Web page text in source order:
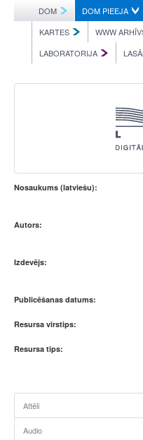
DOM DOM PIEEJA
KARTES
WWW
LABORATORIJA
Nosaukums (latviešu):
Autors:
Izdevējs:
Publicēšanas datums:
Resursa virstips:
Resursa tips:
Attēli
Audio